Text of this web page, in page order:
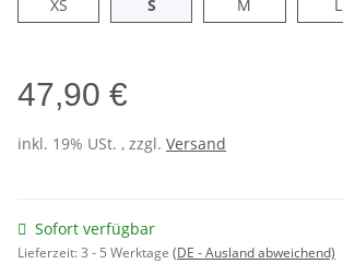
XS
S M L
47,90 €
inkl. 19% USt. , zzgl. Versand
Sofort verfügbar
Lieferzeit:3 - 5 Werktage (DE - Ausland abweichend)